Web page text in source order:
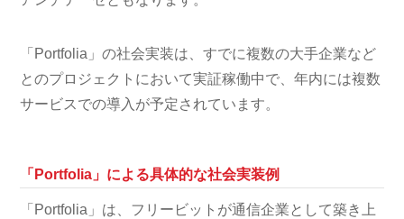
「Portfolia」の社会実装は、すでに複数の大手企業など
とのプロジェクトにおいて実証稼働中で、年内には複数
サービスでの導入が予定されています。
「Portfolia」による具体的な社会実装例
「Portfolia」は、フリービットが通信企業として築き上